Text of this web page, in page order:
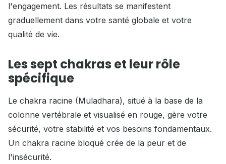
l'engagement. Les résultats se manifestent
graduellement dans votre santé globale et votre
qualité de vie.
Les sept chakras et leur rôle
spécifique
Le chakra racine (Muladhara), situé à la base de la
colonne vertébrale et visualisé en rouge, gère votre
sécurité, votre stabilité et vos besoins fondamentaux.
Un chakra racine bloqué crée de la peur et de
l'insécurité.